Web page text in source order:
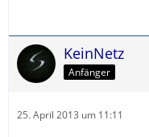
KeinNetz
Anfänger
25. April 2013 um 11:11